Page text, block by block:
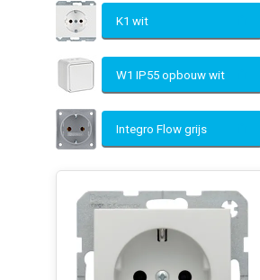
K1 wit
W1 IP55 opbouw wit
Integro Flow grijs